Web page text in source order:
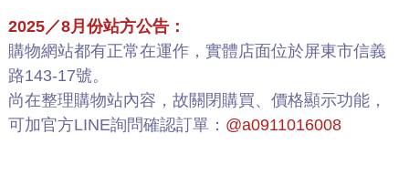
2025／8月份站方公告：
購物網站都有正常在運作，實體店面位於屏東市信義
路143-17號。
尚在整理購物站內容，故關閉購買、價格顯示功能，
可加官方LINE詢問確認訂單： @a0911016008